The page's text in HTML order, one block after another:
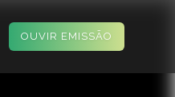
OUVIR EMISSÃO